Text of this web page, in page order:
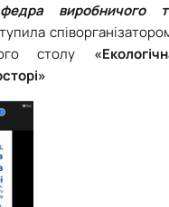
виробничого
столу